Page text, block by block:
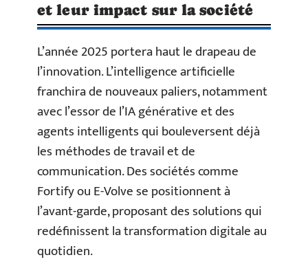
et leur impact sur la société
L’année 2025 portera haut le drapeau de
l’innovation. L’intelligence artificielle
franchira de nouveaux paliers, notamment
avec l’essor de l’IA générative et des
agents intelligents qui bouleversent déjà
les méthodes de travail et de
communication. Des sociétés comme
Fortify ou E-Volve se positionnent à
l’avant-garde, proposant des solutions qui
redéfinissent la transformation digitale au
quotidien.